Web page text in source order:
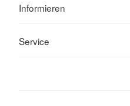
Informieren
Service